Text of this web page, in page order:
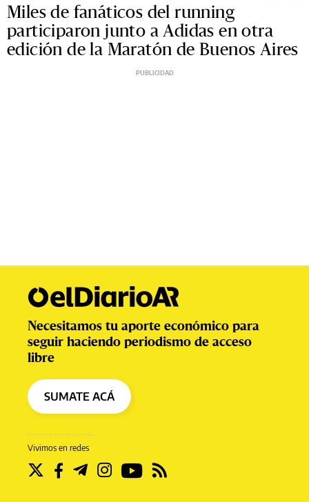
Miles de fanáticos del running
participaron junto a Adidas en otra
edición de la Maratón de Buenos Aires
Vivimos en redes
Necesitamos tu aporte económico para
seguir haciendo periodismo de acceso
libre
SUMATE ACÁ